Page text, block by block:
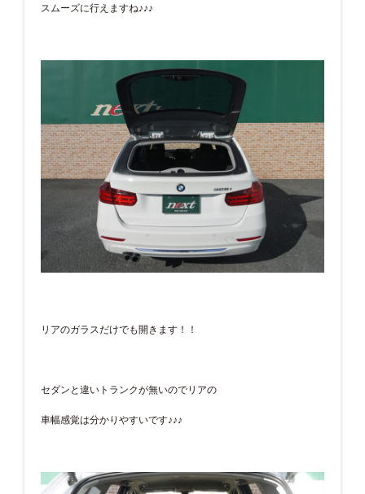
スムーズに行えますね♪♪♪
リアのガラスだけでも開きます！！
セダンと違いトランクが無いのでリアの
車幅感覚は分かりやすいです♪♪♪